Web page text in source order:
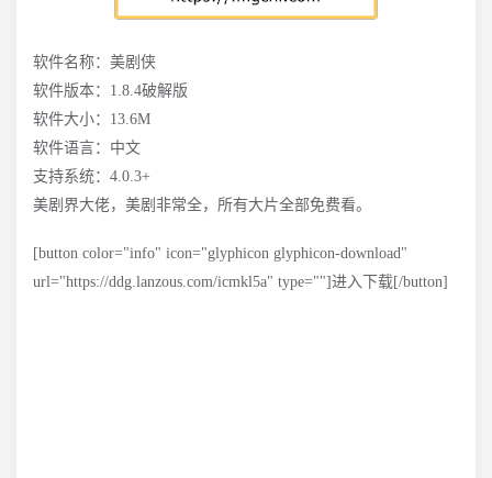
软件名称：美剧侠
软件版本：1.8.4破解版
软件大小：13.6M
软件语言：中文
支持系统：4.0.3+
美剧界大佬，美剧非常全，所有大片全部免费看。
[button color="info" icon="glyphicon glyphicon-download"
url="https://ddg.lanzous.com/icmkl5a" type=""]进入下载[/button]